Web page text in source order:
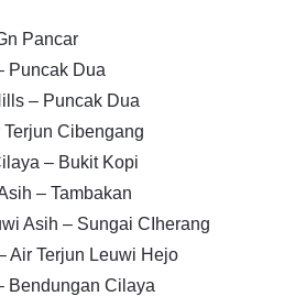
Pancar
Puncak Dua
– Puncak Dua
Terjun Cibengang
– Bukit Kopi
– Tambakan
Asih – Sungai CIherang
Air Terjun Leuwi Hejo
Bendungan Cilaya